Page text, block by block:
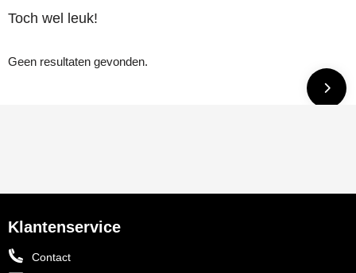
Toch wel leuk!
Geen resultaten gevonden.
Klantenservice
Contact